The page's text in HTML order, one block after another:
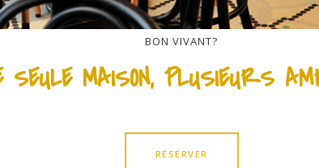
BON VIVANT?
SEULE MAISON, PLUSIEURS
RÉSERVER